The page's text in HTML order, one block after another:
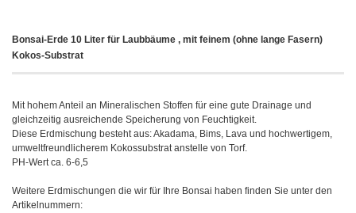
Bonsai-Erde 10 Liter für Laubbäume , mit feinem (ohne lange Fasern)
Kokos-Substrat
Mit hohem Anteil an Mineralischen Stoffen für eine gute Drainage und
gleichzeitig ausreichende Speicherung von Feuchtigkeit.
Diese Erdmischung besteht aus: Akadama, Bims, Lava und hochwertigem,
umweltfreundlicherem Kokossubstrat anstelle von Torf.
PH-Wert ca. 6-6,5
Weitere Erdmischungen die wir für Ihre Bonsai haben finden Sie unter den
Artikelnummern: